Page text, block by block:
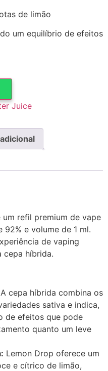
de limão
um equilíbrio de efeitos
Juice
um refil premium de vape
e volume de 1 ml.
de vaping
cepa híbrida.
cepa híbrida combina os
sativa e indica,
de efeitos que pode
quanto um leve
Lemon Drop oferece um
e cítrico de limão,